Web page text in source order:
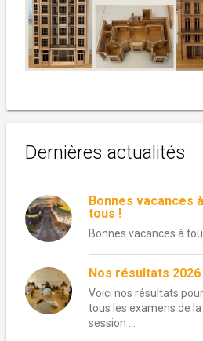
Dernières actualités
Bonnes vacances à
tous !
Bonnes vacances à
Nos résultats 2026
Voici nos résultats pour
tous les examens de la
session …